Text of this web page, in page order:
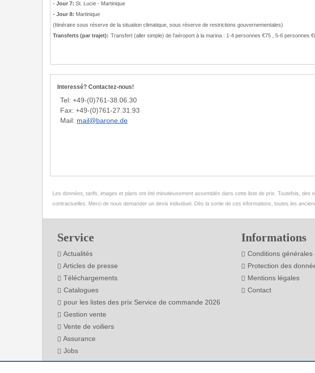
- Jour 7: St. Lucie - Martinique
- Jour 8: Martinique
(Itinéraire sous réserve de la situation climatique, sous réserve de restrictions gouvernementales)
Transferts (par trajet): Transfert (aller simple) de l'aéroport à la marina : 1-4 personnes €75 , 5-6 personnes
Interessé? Contactez-nous!
Tel: +49-(0)761-38.06.30
Fax: +49-(0)761-27.31.93
Mail: mail@barone.de
Les données, tarifs, images et plans ont été minutieusement assemblés dans cette liste de prix. Toutefois,
contractuelles. Merci de nous demander un devis individuel. Dès la sortie de ces informations, toutes les
Service
Actualités
Articles de presse
Téléchargements
Catalogues
pour les listes des prix Service de commande 2026
Gestion vente
Vente de voiliers
Assurance
Jobs
Informations
Conditions générales
Protection des
Mentions légales
Contact